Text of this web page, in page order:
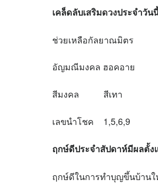
เคล็ดลับเสริมดวงประจำวัน
ช่วยเหลือกัลยาณมิตร
อัญมณีมงคล ฮอคอาย
สีมงคล สีเทา
เลขนำโชค 1,5,6,9
ฤกษ์ดีประจำสัปดาห์มีผลตั้ง
ฤกษ์ดีในการทำบุญขึ้นบ้